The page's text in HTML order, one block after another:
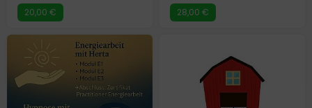
20,00 € 28,00 €